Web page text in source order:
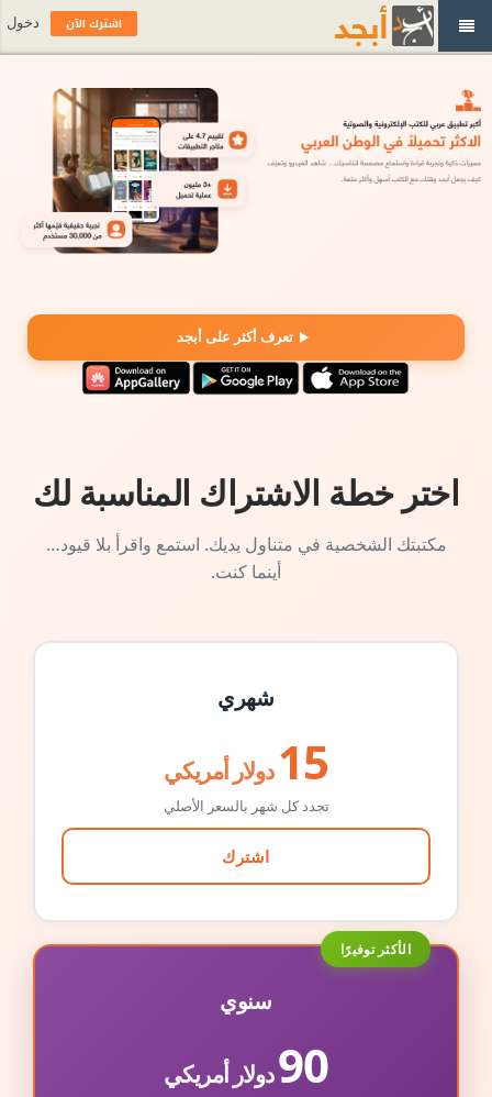
تعرف أكثر على أبجد
اختر خطة الاشتراك المناسبة لك
مكتبتك الشخصية في متناول يديك. استمع واقرأ بلا قيود…
أينما كنت.
شهري
15 دولار أمريكي
تجدد كل شهر بالسعر الأصلي
اشترك
الأكثر توفيرًا
سنوي
90دولار أمريكي
اشترك الآن دخول